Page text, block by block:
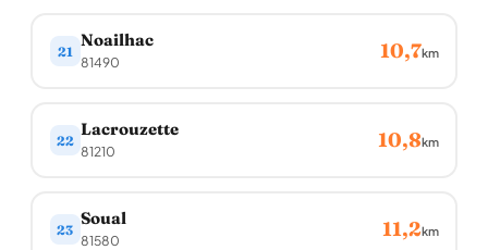
21
Noailhac
81490 10,7km
22
Lacrouzette
81210 10,8km
23
Soual
81580 11,2km